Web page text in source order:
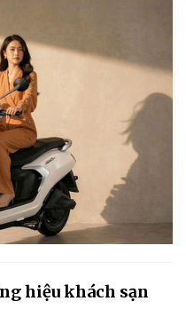
hiệu khách sạn